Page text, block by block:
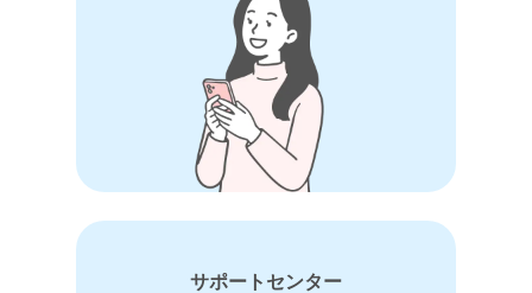
サポートセンター